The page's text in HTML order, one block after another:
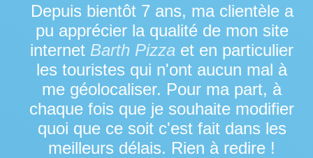
Depuis bientôt 7 ans, ma clientèle a
pu apprécier la qualité de mon site
internet Barth Pizza et en particulier
les touristes qui n'ont aucun mal à
me géolocaliser. Pour ma part, à
chaque fois que je souhaite modifier
quoi que ce soit c'est fait dans les
meilleurs délais. Rien à redire !